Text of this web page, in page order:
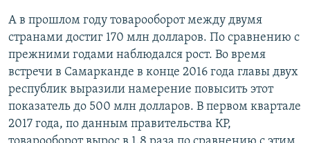
А в прошлом году товарооборот между двумя
странами достиг 170 млн долларов. По сравнению с
прежними годами наблюдался рост. Во время
встречи в Самарканде в конце 2016 года главы двух
республик выразили намерение повысить этот
показатель до 500 млн долларов. В первом квартале
2017 года, по данным правительства КР,